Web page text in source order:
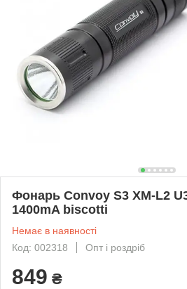
Фонарь Convoy S3 XM-L2
1400mA biscotti
Немає в наявності
Код: 002318
Опт і роздріб
849 ₴